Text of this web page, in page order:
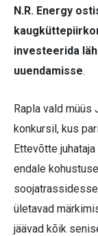
N.R. Energy
investeerida
uuendamisse.
Rapla vald müüs
konkursil, kus
Ettevõtte
endale
ületavad
jäävad kõik